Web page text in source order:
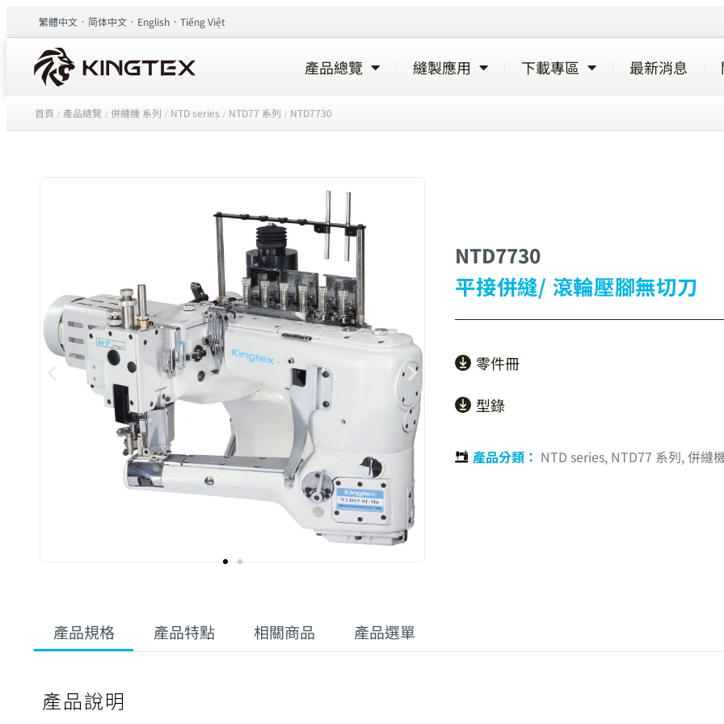
繁體中文 简体中文 English Tiếng Việt
產品總覽 縫製應用 下載專區 最新消息
首頁 / 產品總覽 / 併縫機 系列 / NTD series / NTD77 系列 / NTD7730
NTD7730
平接併縫/ 滾輪壓腳無切刀
零件冊
型錄
產品分類： NTD series, NTD77 系列,併縫
產品規格 產品特點 相關商品 產品選單
產品說明